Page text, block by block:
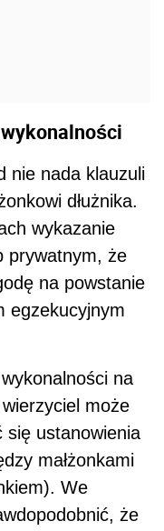
nie nada klauzuli
dłużnika.
wykazanie
prywatnym, że
na powstanie
egzekucyjnym
na
wierzyciel może
się ustanowienia
małżonkami
We
że